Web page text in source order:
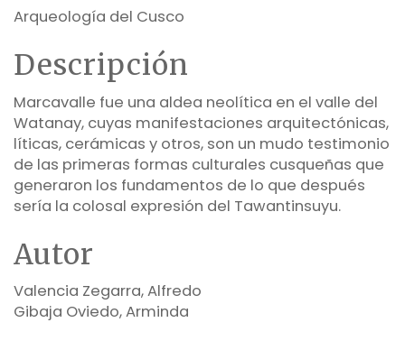
Arqueología del Cusco
Descripción
Marcavalle fue una aldea neolítica en el valle del
Watanay, cuyas manifestaciones arquitectónicas,
líticas, cerámicas y otros, son un mudo testimonio
de las primeras formas culturales cusqueñas que
generaron los fundamentos de lo que después
sería la colosal expresión del Tawantinsuyu.
Autor
Valencia Zegarra, Alfredo
Gibaja Oviedo, Arminda